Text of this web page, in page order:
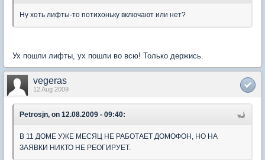
Ну хоть лифты-то потихоньку включают или нет?
Ух пошли лифты, ух пошли во всю! Только держись.
vegeras
12 Aug 2009
Petrosjn, on 12.08.2009 - 09:40:
В 11 ДОМЕ УЖЕ МЕСЯЦ НЕ РАБОТАЕТ ДОМОФОН, НО НА
ЗАЯВКИ НИКТО НЕ РЕОГИРУЕТ.